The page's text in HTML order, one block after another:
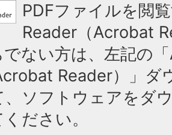
PDFファイルを閲
Reader（Acrobat
ない方は、左記の
Reader）」ダ
、ソフトウェアをダ
ださい。